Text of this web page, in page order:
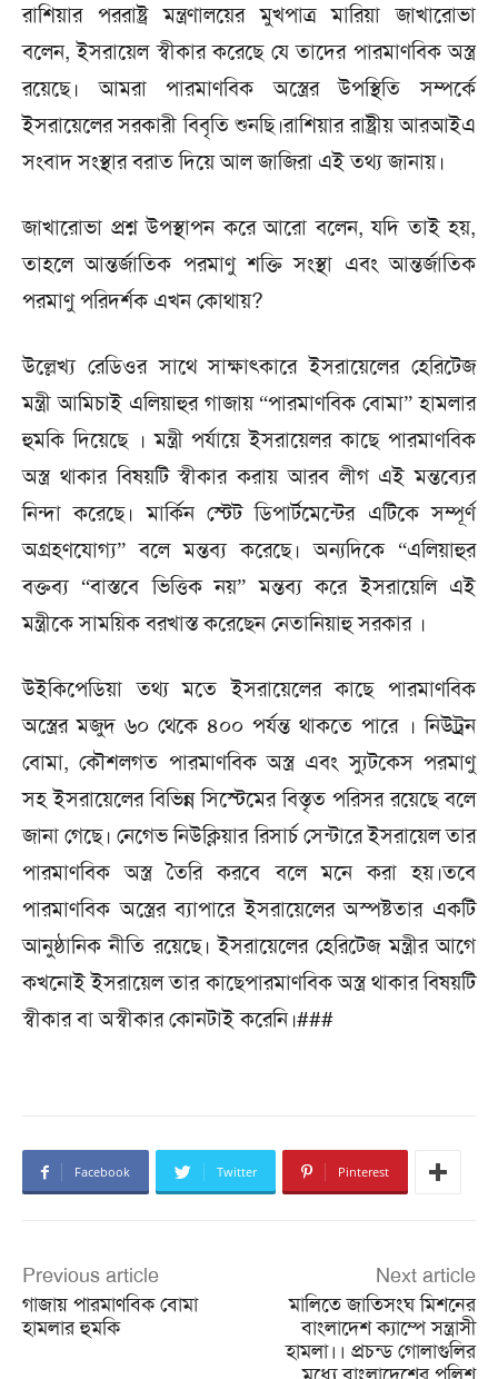
রাশিয়ার পররাষ্ট্র মন্ত্রণালয়ের মুখপাত্র মারিয়া জাখারোভা
বলেন, ইসরায়েল স্বীকার করেছে যে তাদের পারমাণবিক অস্ত্র
রয়েছে। আমরা পারমাণবিক অস্ত্রের উপস্থিতি সম্পর্কে
ইসরায়েলের সরকারী বিবৃতি শুনছি।রাশিয়ার রাষ্ট্রীয় আরআইএ
সংবাদ সংস্থার বরাত দিয়ে আল জাজিরা এই তথ্য জানায়।
জাখারোভা প্রশ্ন উপস্থাপন করে আরো বলেন, যদি তাই হয়,
তাহলে আন্তর্জাতিক পরমাণু শক্তি সংস্থা এবং আন্তর্জাতিক
পরমাণু পরিদর্শক এখন কোথায়?
উল্লেখ্য রেডিওর সাথে সাক্ষাৎকারে ইসরায়েলের হেরিটেজ
মন্ত্রী আমিচাই এলিয়াহুর গাজায় “পারমাণবিক বোমা” হামলার
হুমকি দিয়েছে । মন্ত্রী পর্যায়ে ইসরায়েলর কাছে পারমাণবিক
অস্ত্র থাকার বিষয়টি স্বীকার করায় আরব লীগ এই মন্তব্যের
নিন্দা করেছে। মার্কিন স্টেট ডিপার্টমেন্টের এটিকে সম্পূর্ণ
অগ্রহণযোগ্য” বলে মন্তব্য করেছে। অন্যদিকে “এলিয়াহুর
বক্তব্য “বাস্তবে ভিত্তিক নয়” মন্তব্য করে ইসরায়েলি এই
মন্ত্রীকে সাময়িক বরখাস্ত করেছেন নেতানিয়াহু সরকার ।
উইকিপেডিয়া তথ্য মতে ইসরায়েলের কাছে পারমাণবিক
অস্ত্রের মজুদ ৬০ থেকে ৪০০ পর্যন্ত থাকতে পারে । নিউট্রন
বোমা, কৌশলগত পারমাণবিক অস্ত্র এবং স্যুটকেস পরমাণু
সহ ইসরায়েলের বিভিন্ন সিস্টেমের বিস্তৃত পরিসর রয়েছে বলে
জানা গেছে। নেগেভ নিউক্লিয়ার রিসার্চ সেন্টারে ইসরায়েল তার
পারমাণবিক অস্ত্র তৈরি করবে বলে মনে করা হয়।তবে
পারমাণবিক অস্ত্রের ব্যাপারে ইসরায়েলের অস্পষ্টতার একটি
আনুষ্ঠানিক নীতি রয়েছে। ইসরায়েলের হেরিটেজ মন্ত্রীর আগে
কখনোই ইসরায়েল তার কাছেপারমাণবিক অস্ত্র থাকার বিষয়টি
স্বীকার বা অস্বীকার কোনটাই করেনি।###
Facebook Twitter Pinterest
Previous article
গাজায় পারমাণবিক বোমা
হামলার হুমকি
Next article
মালিতে জাতিসংঘ মিশনের
বাংলাদেশ ক্যাম্পে সন্ত্রাসী
হামলা।। প্রচন্ড গোলাগুলির